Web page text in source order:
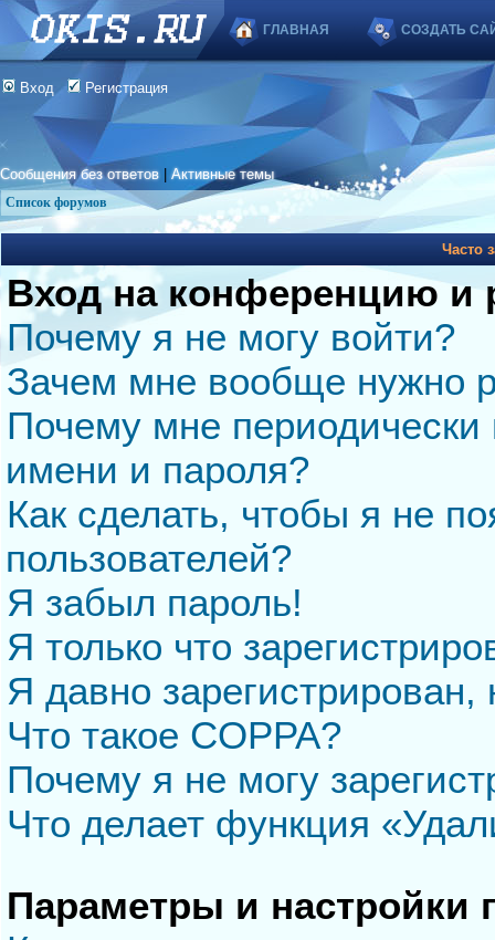
ГЛАВНАЯ СОЗДАТЬ
Вход Регистрация
Сообщения без ответов |Активные темы
Список форумов
Часто
Вход на конференцию и
Почему я не могу войти?
Зачем мне вообще нужно
Почему мне периодически
имени и пароля?
Как сделать, чтобы я не
пользователей?
Я забыл пароль!
Я только что
Я давно
Что такое COPPA?
Почему я не могу
Что делает функция
Параметры и настройки